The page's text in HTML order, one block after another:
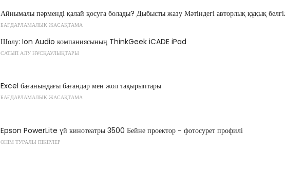
Айнымалы пәрменді қалай қосуға болады? Дыбысты жазу Мәтіндегі авторлық құқық
БАҒДАРЛАМАЛЫҚ ЖАСАҚТАМА
Шолу: Ion Audio компаниясының ThinkGeek iCADE iPad
САТЫП АЛУ НҰСҚАУЛЫҚТАРЫ
Excel бағанындағы бағандар мен жол тақырыптары
БАҒДАРЛАМАЛЫҚ ЖАСАҚТАМА
Epson PowerLite үй кинотеатры 3500 Бейне проектор - фотосурет профилі
ӨНІМ ТУРАЛЫ ПІКІРЛЕР